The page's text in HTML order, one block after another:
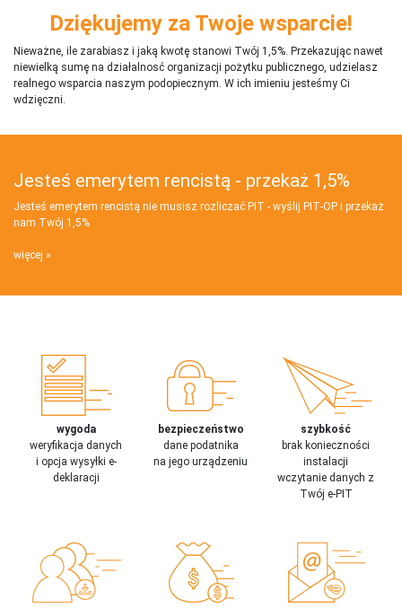
Dziękujemy za Twoje wsparcie!
Nieważne, ile zarabiasz i jaką kwotę stanowi Twój 1,5%. Przekazując nawet
niewielką sumę na działalnosć organizacji pożytku publicznego, udzielasz
realnego wsparcia naszym podopiecznym. W ich imieniu jesteśmy Ci
wdzięczni.
Jesteś emerytem rencistą - przekaż 1,5%
Jesteś emerytem rencistą nie musisz rozliczać PIT - wyślij PIT‑OP i przekaż
nam Twój 1,5%
więcej
wygoda
weryfikacja danych
i opcja wysyłki e-
deklaracji
bezpieczeństwo
dane podatnika
na jego urządzeniu
szybkość
brak konieczności
instalacji
wczytanie danych z
Twój e-PIT